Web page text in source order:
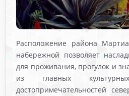
Расположение района
набережной позволяет
для проживания, прогулок и
из главных
достопримечательностей